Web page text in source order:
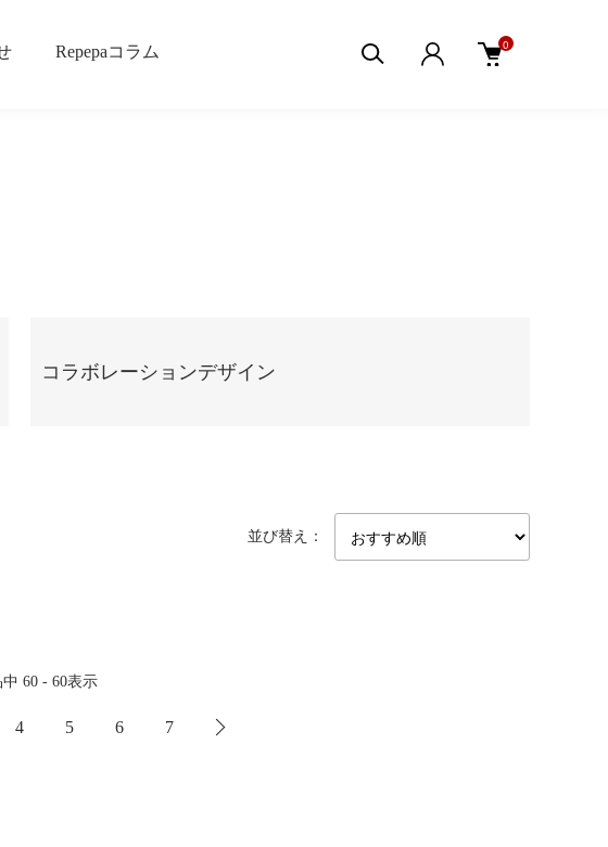
Repepaコラム 0
コラボレーションデザイン
並び替え：
60 - 60表示
4 5 6 7